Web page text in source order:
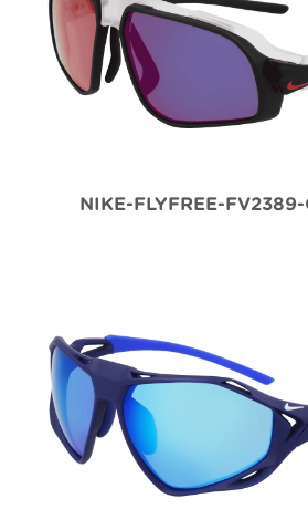
NIKE-FLYFREE-